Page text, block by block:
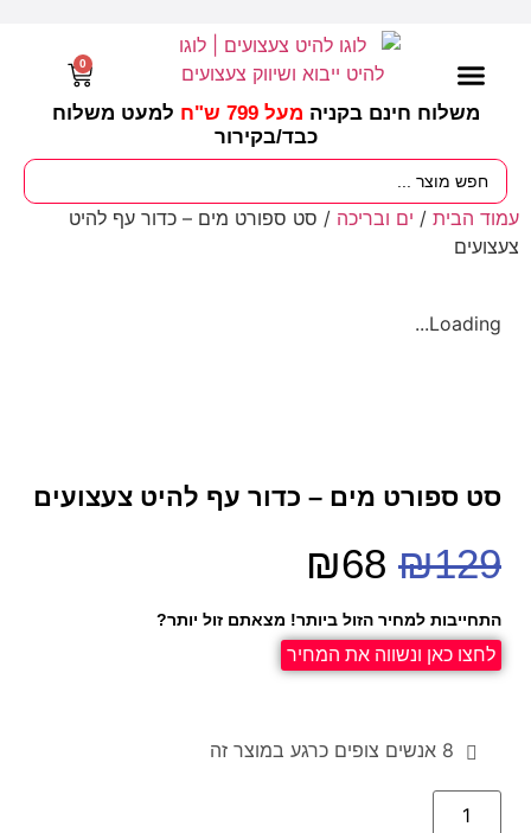
משלוח חינם בקניה מעל 799 ש"ח
למעט משלוח
כבד/בקירור
0
עמוד הבית / ים ובריכה / סט ספורט מים – כדור עף להיט
צעצועים
Loading...
סט ספורט מים – כדור עף להיט צעצועים
₪129
₪68
התחייבות למחיר הזול ביותר! מצאתם זול יותר?
לחצו כאן ונשווה את המחיר
8 אנשים צופים כרגע במוצר זה